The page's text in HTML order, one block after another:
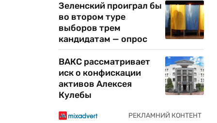
Зеленский проиграл бы
во втором туре
выборов трем
кандидатам — опрос
ВАКС рассматривает
иск о конфискации
активов Алексея
Кулебы